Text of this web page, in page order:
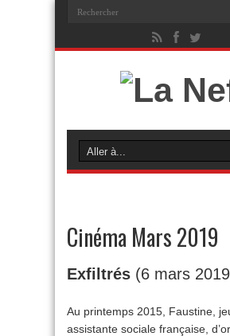
Cinéma Mars 2019
Exfiltrés (6 mars
Au printemps 2015, Faustine,
assistante sociale française,